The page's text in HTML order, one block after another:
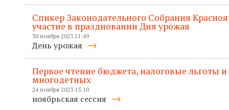
Спикер Законодательного Собрания
участие в праздновании Дня урожая
30 ноября 2023 21:49
День урожая
Первое чтение бюджета, налоговые льготы
многодетных
24 ноября 2023 15:10
ноябрьская сессия